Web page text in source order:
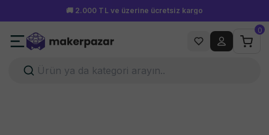
Hafta içi 15.00'a kadar verilen siparişler aynı gün kargoda!
0